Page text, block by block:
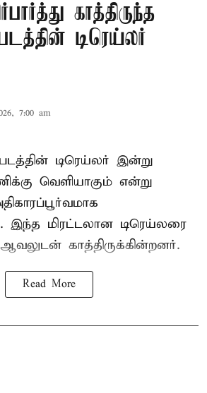
காத்திருந்த
டிரெய்லர்
7:00 am
டிரெய்லர் இன்று
வெளியாகும் என்று
இந்த மிரட்டலான டிரெய்லரை
காத்திருக்கின்றனர்.
Read More